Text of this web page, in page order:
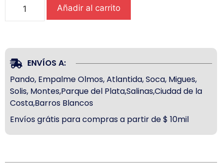
Añadir al carrito
ENVÍOS A:
Pando, Empalme Olmos, Atlantida, Soca, Migues,
Solis, Montes,Parque del Plata,Salinas,Ciudad de la
Costa,Barros Blancos
Envíos grátis para compras a partir de $ 10mil